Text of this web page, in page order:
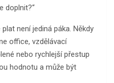
doplnit?“
není jediná páka. Někdy
office, vzdělávací
nebo rychlejší přestup
hodnotu a může být